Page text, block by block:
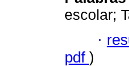
escolar;
·
pdf )